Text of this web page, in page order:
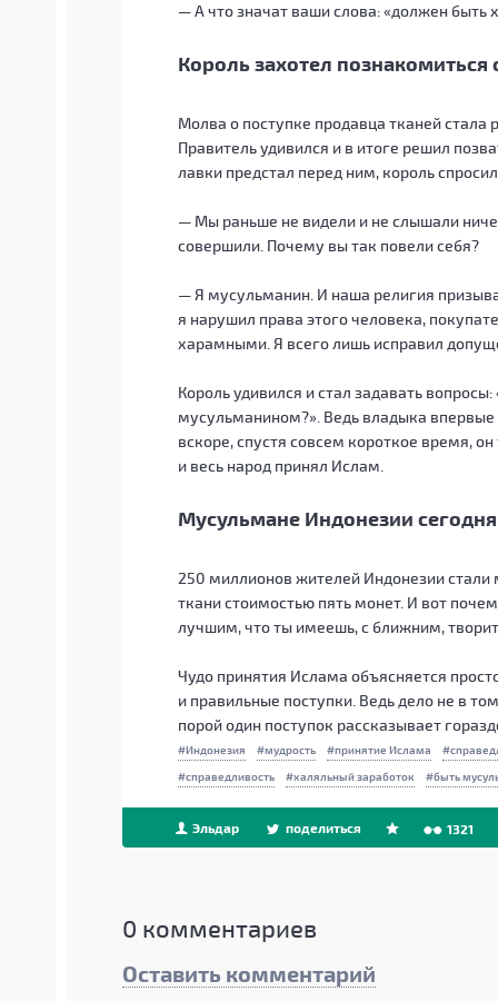
— А что значат ваши слова: «должен быть
Король захотел
Молва о поступке продавца тканей стала
Правитель удивился и в итоге решил
лавки предстал перед ним, король
— Мы раньше не видели и не слышали
совершили. Почему вы так повели себя?
— Я мусульманин. И наша религия
я нарушил права этого человека,
харамными. Я всего лишь исправил
Король удивился и стал задавать
мусульманином?». Ведь владыка
вскоре, спустя совсем короткое время,
и весь народ принял Ислам.
Мусульмане Индонезии сегодня
250 миллионов жителей Индонезии
ткани стоимостью пять монет. И вот
лучшим, что ты имеешь, с ближним,
Чудо принятия Ислама объясняется
и правильные поступки. Ведь дело не в
порой один поступок рассказывает
Индонезия мудрость принятие Ислама
справедливость
халяльный заработок быть
Эльдар поделиться 1321
0 комментариев
Оставить комментарий